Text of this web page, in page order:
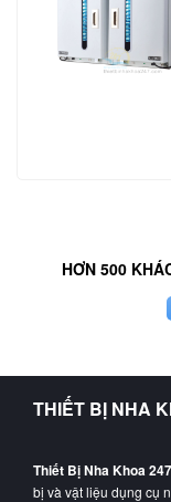
HƠN 500
THIẾT BỊ NHA
Thiết Bị Nha Khoa 247
bị và vật liệu dụng cụ